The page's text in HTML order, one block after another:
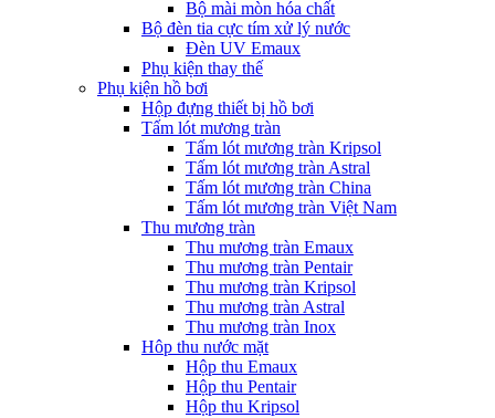
Bộ mài mòn hóa chất
Bộ đèn tia cực tím xử lý nước
Đèn UV Emaux
Phụ kiện thay thế
Phụ kiện hồ bơi
Hộp đựng thiết bị hồ bơi
Tấm lót mương tràn
Tấm lót mương tràn Kripsol
Tấm lót mương tràn Astral
Tấm lót mương tràn China
Tấm lót mương tràn Việt Nam
Thu mương tràn
Thu mương tràn Emaux
Thu mương tràn Pentair
Thu mương tràn Kripsol
Thu mương tràn Astral
Thu mương tràn Inox
Hôp thu nước mặt
Hộp thu Emaux
Hộp thu Pentair
Hộp thu Kripsol